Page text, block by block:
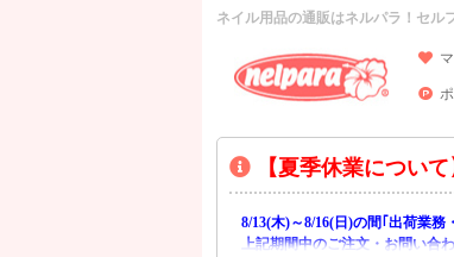
ネイル用品の通販はネルパラ！セル
【夏季休業について
8/13(木)～8/16(日)の間｢出荷業
上記期間中のご注文・お問い合